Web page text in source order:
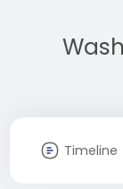
Timeline